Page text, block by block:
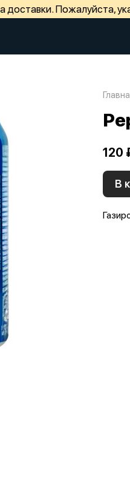
доставки. Пожалуйста,
120
В